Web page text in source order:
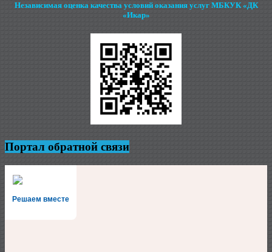
Независимая оценка качества условий оказания услуг МБКУК «ДК
«Икар»
Портал обратной связи
Решаем вместе